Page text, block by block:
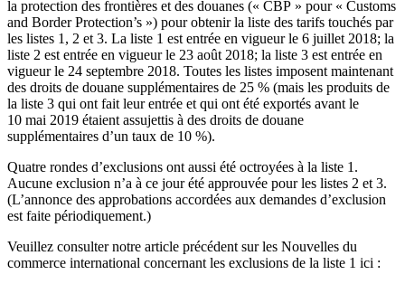
la protection des frontières et des douanes (« CBP » pour « Customs
and Border Protection’s ») pour obtenir la liste des tarifs touchés par
les listes 1, 2 et 3. La liste 1 est entrée en vigueur le 6 juillet 2018; la
liste 2 est entrée en vigueur le 23 août 2018; la liste 3 est entrée en
vigueur le 24 septembre 2018. Toutes les listes imposent maintenant
des droits de douane supplémentaires de 25 % (mais les produits de
la liste 3 qui ont fait leur entrée et qui ont été exportés avant le
10 mai 2019 étaient assujettis à des droits de douane
supplémentaires d’un taux de 10 %).
Quatre rondes d’exclusions ont aussi été octroyées à la liste 1.
Aucune exclusion n’a à ce jour été approuvée pour les listes 2 et 3.
(L’annonce des approbations accordées aux demandes d’exclusion
est faite périodiquement.)
Veuillez consulter notre article précédent sur les Nouvelles du
commerce international concernant les exclusions de la liste 1 ici :